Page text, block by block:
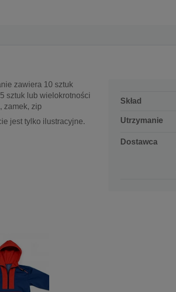
zawiera 10 sztuk
sztuk lub wielokrotności
zamek, zip
jest tylko ilustracyjne.
Skład
Utrzymanie
Dostawca